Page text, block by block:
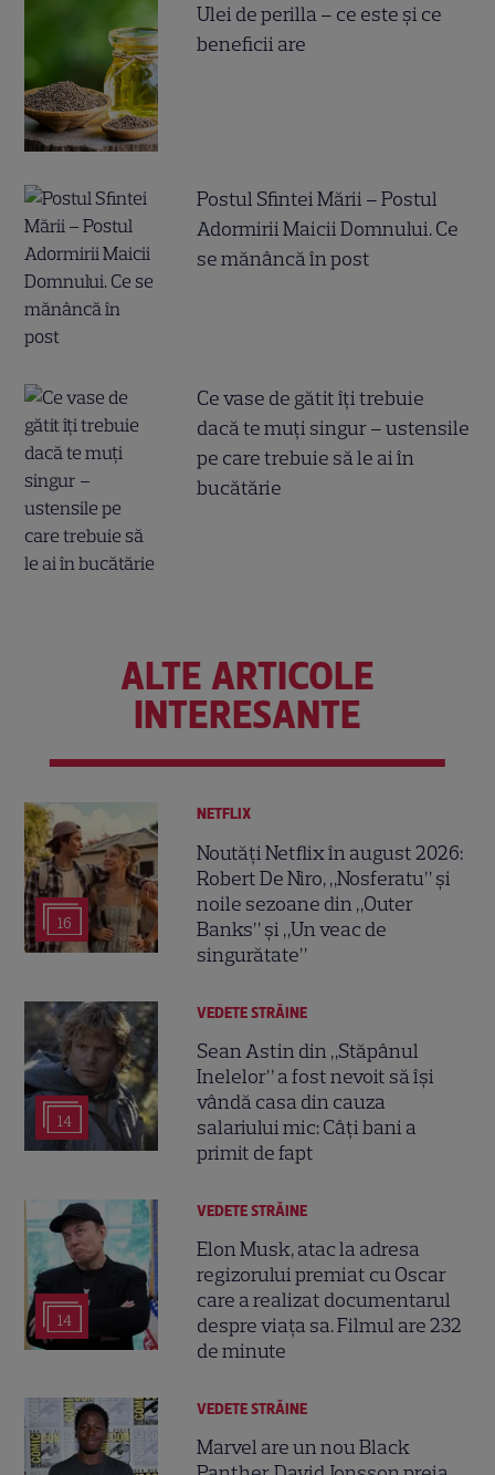
Ulei de perilla – ce este și ce
beneficii are
Postul Sfintei Mării – Postul
Adormirii Maicii Domnului. Ce
se mănâncă în post
Ce vase de gătit îți trebuie
dacă te muți singur – ustensile
pe care trebuie să le ai în
bucătărie
ALTE ARTICOLE
INTERESANTE
16
NETFLIX
Noutăți Netflix în august 2026:
Robert De Niro, „Nosferatu” și
noile sezoane din „Outer
Banks” și „Un veac de
singurătate”
14
VEDETE STRĂINE
Sean Astin din „Stăpânul
Inelelor” a fost nevoit să își
vândă casa din cauza
salariului mic: Câți bani a
primit de fapt
14
VEDETE STRĂINE
Elon Musk, atac la adresa
regizorului premiat cu Oscar
care a realizat documentarul
despre viața sa. Filmul are 232
de minute
VEDETE STRĂINE
Marvel are un nou Black